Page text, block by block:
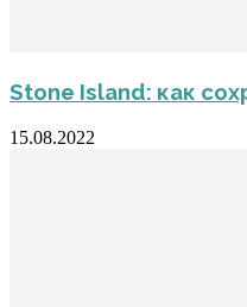
Stone Island: как
15.08.2022